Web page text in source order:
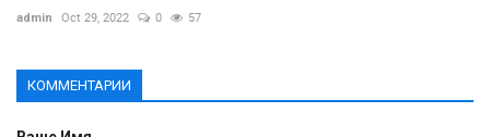
admin Oct 29, 2022 0 57
КОММЕНТАРИИ